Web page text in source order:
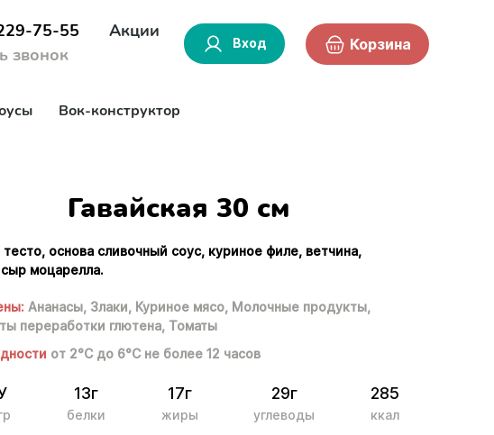
75-55
звонок
Акции
Вход Корзина
Вок-конструктор
Гавайская 30 см
тесто, основа сливочный соус, куриное филе, ветчина,
сыр моцарелла.
Ананасы, Злаки, Куриное мясо, Молочные продукты,
переработки глютена, Томаты
от 2°С до 6°С не более 12 часов
13г
белки
17г
жиры
29г
углеводы
285
ккал